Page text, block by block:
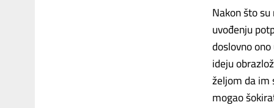
Nakon što
uvođenju
doslovno
ideju
željom da im
mogao